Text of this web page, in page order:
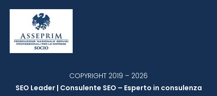
COPYRIGHT 2019 – 2026
SEO Leader | Consulente SEO – Esperto in consulenza